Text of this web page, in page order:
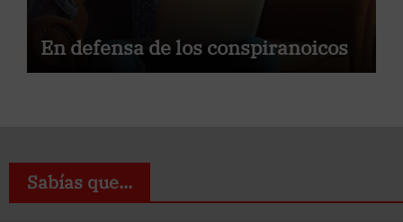
En defensa de los conspiranoicos
Sabías que...